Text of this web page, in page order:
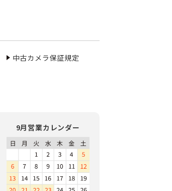
中古カメラ保証規定
9月営業カレンダー